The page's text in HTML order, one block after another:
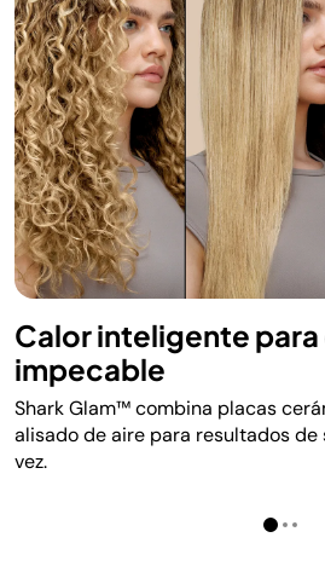
Calor inteligente
impecable
Shark Glam™ combina placas
alisado de aire para resultados de
vez.